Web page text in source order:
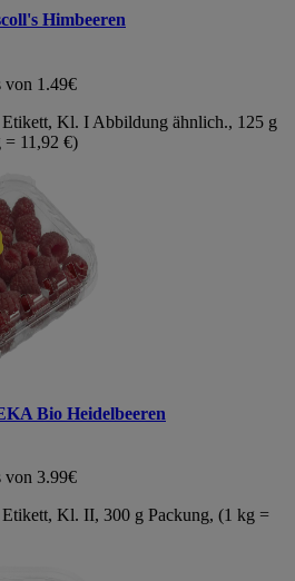
Himbeeren
von 1.49€
Kl. I Abbildung ähnlich., 125 g
= 11,92 €)
Bio Heidelbeeren
von 3.99€
Kl. II, 300 g Packung, (1 kg =